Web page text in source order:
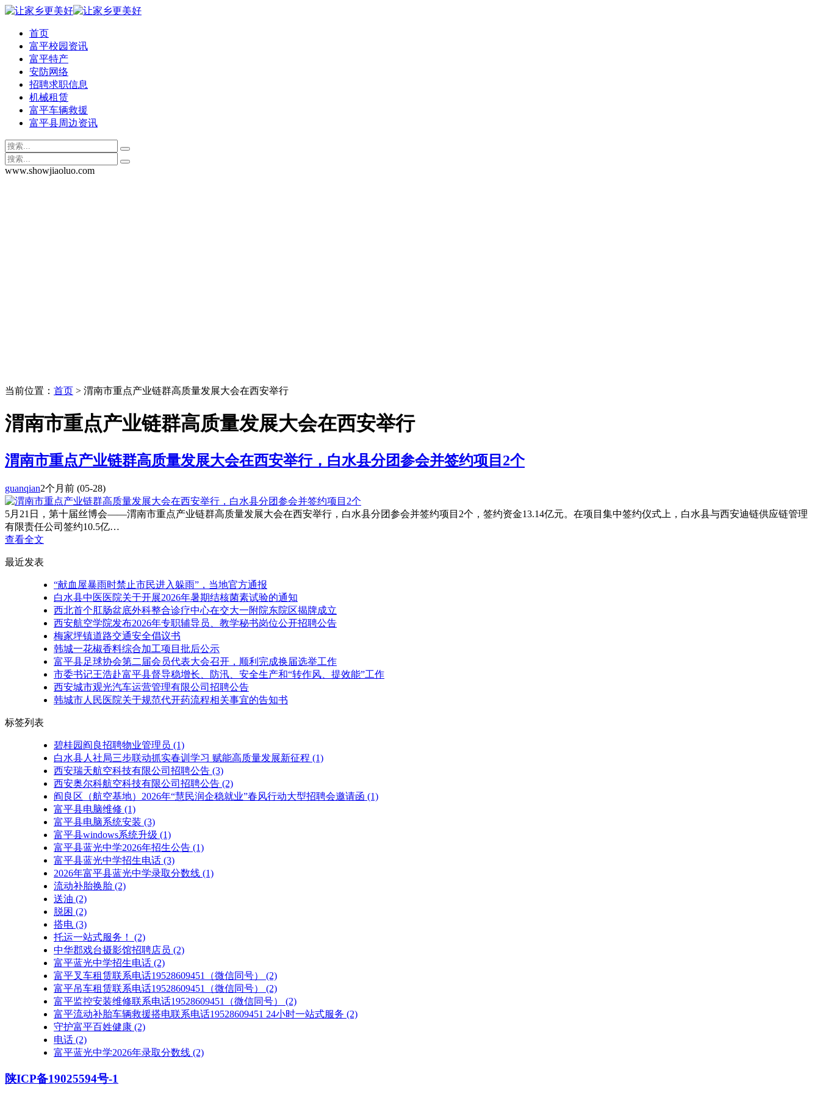
首页
富平校园资讯
富平特产
安防网络
招聘求职信息
机械租赁
富平车辆救援
富平县周边资讯
www.showjiaoluo.com
当前位置： 首页 > 渭南市重点产业链群高质量发展大会在西安举行
渭南市重点产业链群高质量发展大会在西安举行
渭南市重点产业链群高质量发展大会在西安举行，白水县分团参会并签约项目2个
guanqian2个月前 (05-28)
5月21日，第十届丝博会——渭南市重点产业链群高质量发展大会在西安举行，白水县分团参会并签约项目2个，签约资金13.14亿元。在项目集中签约仪式上，白水县与西安迪链供应链管理
有限责任公司签约10.5亿…
查看全文
最近发表
“献血屋暴雨时禁止市民进入躲雨”，当地官方通报
白水县中医医院关于开展2026年暑期结核菌素试验的通知
西北首个肛肠盆底外科整合诊疗中心在交大一附院东院区揭牌成立
西安航空学院发布2026年专职辅导员、教学秘书岗位公开招聘公告
梅家坪镇道路交通安全倡议书
韩城一花椒香料综合加工项目批后公示
富平县足球协会第二届会员代表大会召开，顺利完成换届选举工作
市委书记王浩赴富平县督导稳增长、防汛、安全生产和“转作风、提效能”工作
西安城市观光汽车运营管理有限公司招聘公告
韩城市人民医院关于规范代开药流程相关事宜的告知书
标签列表
碧桂园阎良招聘物业管理员 (1)
白水县人社局三步联动抓实春训学习 赋能高质量发展新征程 (1)
西安瑞天航空科技有限公司招聘公告 (3)
西安奥尔科航空科技有限公司招聘公告 (2)
阎良区（航空基地）2026年“慧民润企稳就业”春风行动大型招聘会邀请函 (1)
富平县电脑维修 (1)
富平县电脑系统安装 (3)
富平县windows系统升级 (1)
富平县蓝光中学2026年招生公告 (1)
富平县蓝光中学招生电话 (3)
2026年富平县蓝光中学录取分数线 (1)
流动补胎换胎 (2)
送油 (2)
脱困 (2)
搭电 (3)
托运一站式服务！
(2)
中华郡戏台摄影馆招聘店员 (2)
富平蓝光中学招生电话 (2)
富平叉车租赁联系电话19528609451（微信同号）
(2)
富平吊车租赁联系电话19528609451（微信同号）
(2)
富平监控安装维修联系电话19528609451（微信同号）
(2)
富平流动补胎车辆救援搭电联系电话19528609451 24小时一站式服务 (2)
守护富平百姓健康 (2)
电话 (2)
富平蓝光中学2026年录取分数线 (2)
陕ICP备19025594号-1